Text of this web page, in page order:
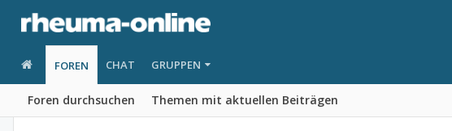
FOREN
Foren durchsuchen Themen mit aktuellen Beiträgen
CHAT GRUPPEN